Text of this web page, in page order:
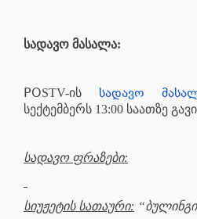
სადავო მასალა:
POSTV-ის სადავო
სექტემბერს 13:00 საათზე
სადავო ფრაზები:
სიუჟეტის სათაური: